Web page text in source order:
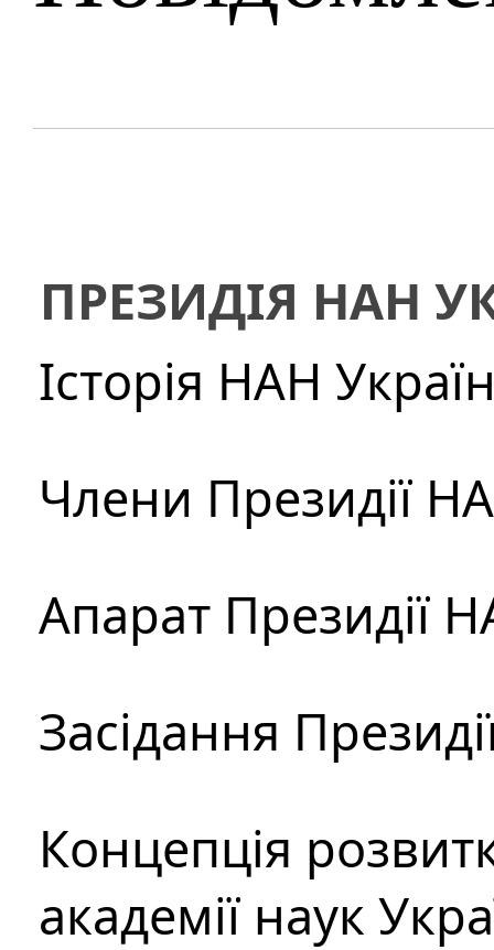
ПРЕЗИДІЯ НАН
Історія НАН
Члени Президії
Апарат Президії
Засідання
Концепція
академії наук